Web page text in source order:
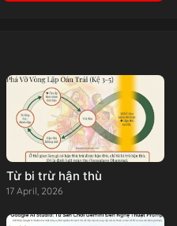
Từ bi trừ hận thù
17 April, 2026